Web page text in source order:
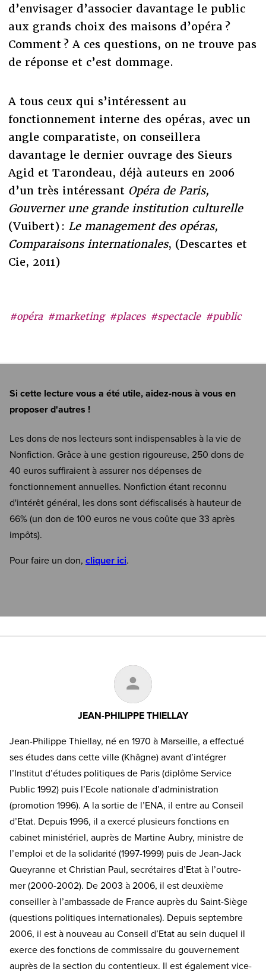
#opéra #marketing #places #spectacle #public
d’envisager d’associer davantage le public
aux grands choix des maisons d’opéra ?
Comment ? A ces questions, on ne trouve pas
de réponse et c’est dommage.
A tous ceux qui s’intéressent au
fonctionnement interne des opéras, avec un
angle comparatiste, on conseillera
davantage le dernier ouvrage des Sieurs
Agid et Tarondeau, déjà auteurs en 2006
d’un très intéressant Opéra de Paris,
Gouverner une grande institution culturelle
(Vuibert) : Le management des opéras,
Comparaisons internationales, (Descartes et
Cie, 2011)
Si cette lecture vous a été utile, aidez-nous à vous en
proposer d'autres !
Les dons de nos lecteurs sont indispensables à la vie de
Nonfiction. Grâce à une gestion rigoureuse, 250 dons de
40 euros suffiraient à assurer nos dépenses de
fonctionnement annuelles. Nonfiction étant reconnu
d'intérêt général, les dons sont défiscalisés à hauteur de
66% (un don de 100 euros ne vous coûte que 33 après
impôts).
Pour faire un don, cliquer ici.
JEAN-PHILIPPE THIELLAY
Jean-Philippe Thiellay, né en 1970 à Marseille, a effectué
ses études dans cette ville (Khâgne) avant d’intégrer
l’Institut d’études politiques de Paris (diplôme Service
Public 1992) puis l’Ecole nationale d’administration
(promotion 1996). A la sortie de l’ENA, il entre au Conseil
d’Etat. Depuis 1996, il a exercé plusieurs fonctions en
cabinet ministériel, auprès de Martine Aubry, ministre de
l’emploi et de la solidarité (1997-1999) puis de Jean-Jack
Queyranne et Christian Paul, secrétaires d’Etat à l’outre-
mer (2000-2002). De 2003 à 2006, il est deuxième
conseiller à l’ambassade de France auprès du Saint-Siège
(questions politiques internationales). Depuis septembre
2006, il est à nouveau au Conseil d’Etat au sein duquel il
exerce des fonctions de commissaire du gouvernement
auprès de la section du contentieux. Il est également vice-